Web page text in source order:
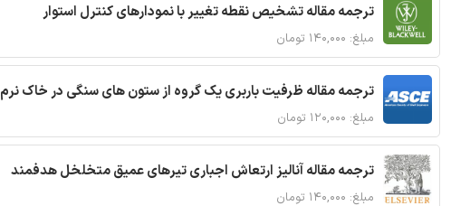
ترجمه مقاله تشخیص نقطه تغییر با نمودارهای کنترل استوار
مبلغ: ۱۴۰,۰۰۰ تومان
ترجمه مقاله ظرفیت باربری یک گروه از ستون های سنگی در خاک نرم
مبلغ: ۱۲۰,۰۰۰ تومان
ترجمه مقاله آنالیز ارتعاش اجباری تیرهای عمیق متخلخل هدفمند
مبلغ: ۱۴۰,۰۰۰ تومان